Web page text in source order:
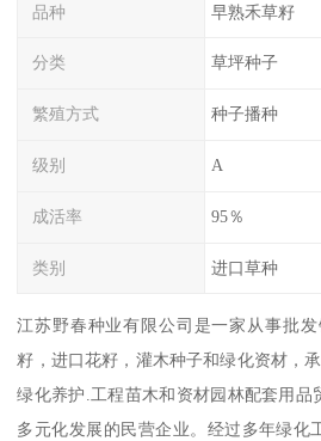
品种 早熟禾草籽
分类 草坪种子
繁殖方式 种子播种
级别 A
成活率 95％
类别 进口草种
江苏野春种业有限公司是一家从事批
籽，进口花籽，灌木种子和绿化资材，
绿化养护.工程苗木和资材园林配套用品
多元化发展的民营企业。经过多年绿化